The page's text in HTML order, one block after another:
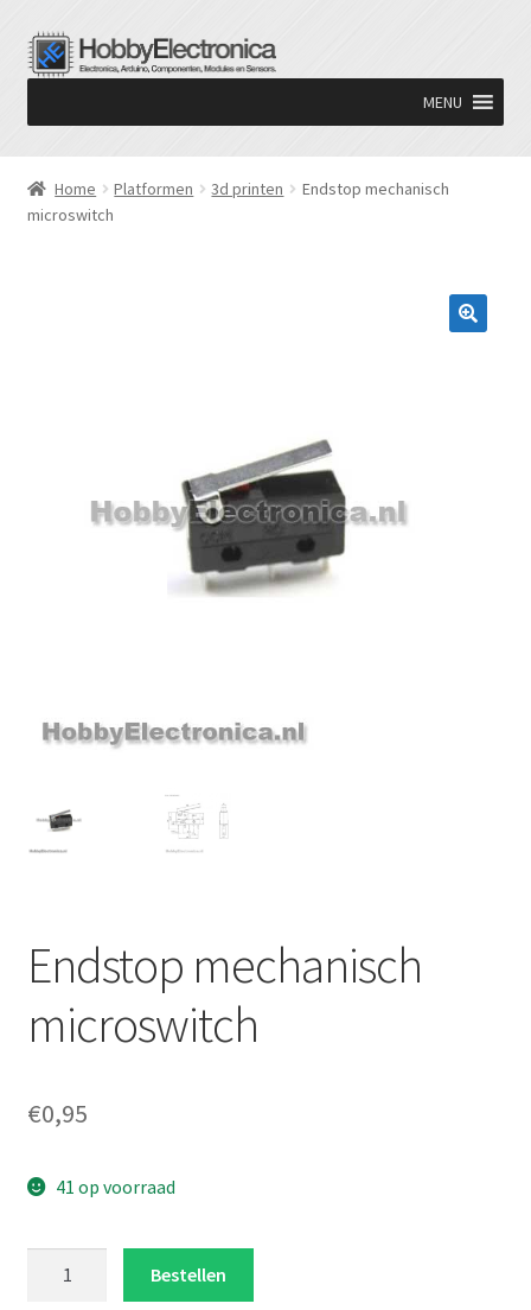
Ga
door
navigatie
Ga
naar
inhoud
MENU
Home Platformen 3d printen
Endstop mechanisch
microswitch
Endstop mechanisch
microswitch
€0,95
41 op voorraad
Bestellen